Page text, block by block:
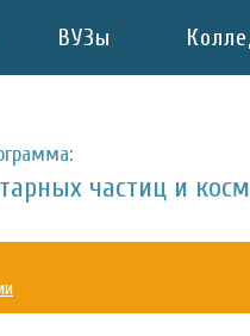
ВУЗы
частиц и